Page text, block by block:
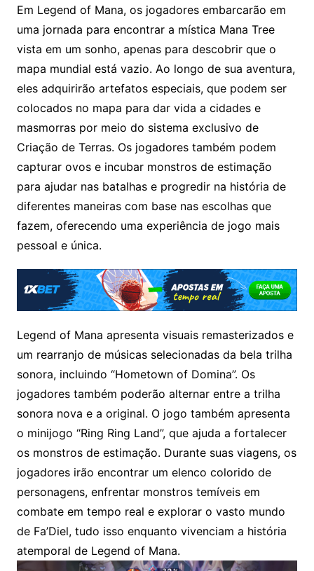
Em Legend of Mana, os jogadores embarcarão em
uma jornada para encontrar a mística Mana Tree
vista em um sonho, apenas para descobrir que o
mapa mundial está vazio. Ao longo de sua aventura,
eles adquirirão artefatos especiais, que podem ser
colocados no mapa para dar vida a cidades e
masmorras por meio do sistema exclusivo de
Criação de Terras. Os jogadores também podem
capturar ovos e incubar monstros de estimação
para ajudar nas batalhas e progredir na história de
diferentes maneiras com base nas escolhas que
fazem, oferecendo uma experiência de jogo mais
pessoal e única.
Legend of Mana apresenta visuais remasterizados e
um rearranjo de músicas selecionadas da bela trilha
sonora, incluindo “Hometown of Domina”. Os
jogadores também poderão alternar entre a trilha
sonora nova e a original. O jogo também apresenta
o minijogo “Ring Ring Land”, que ajuda a fortalecer
os monstros de estimação. Durante suas viagens, os
jogadores irão encontrar um elenco colorido de
personagens, enfrentar monstros temíveis em
combate em tempo real e explorar o vasto mundo
de Fa’Diel, tudo isso enquanto vivenciam a história
atemporal de Legend of Mana.